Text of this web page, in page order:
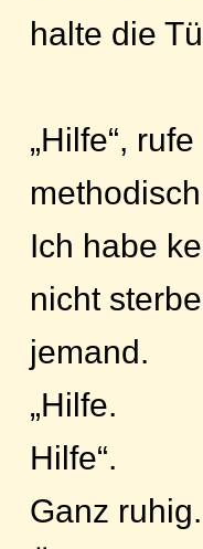
halte die
„Hilfe“,
Ich habe
nicht
jemand.
„Hilfe.
Hilfe“.
Ganz